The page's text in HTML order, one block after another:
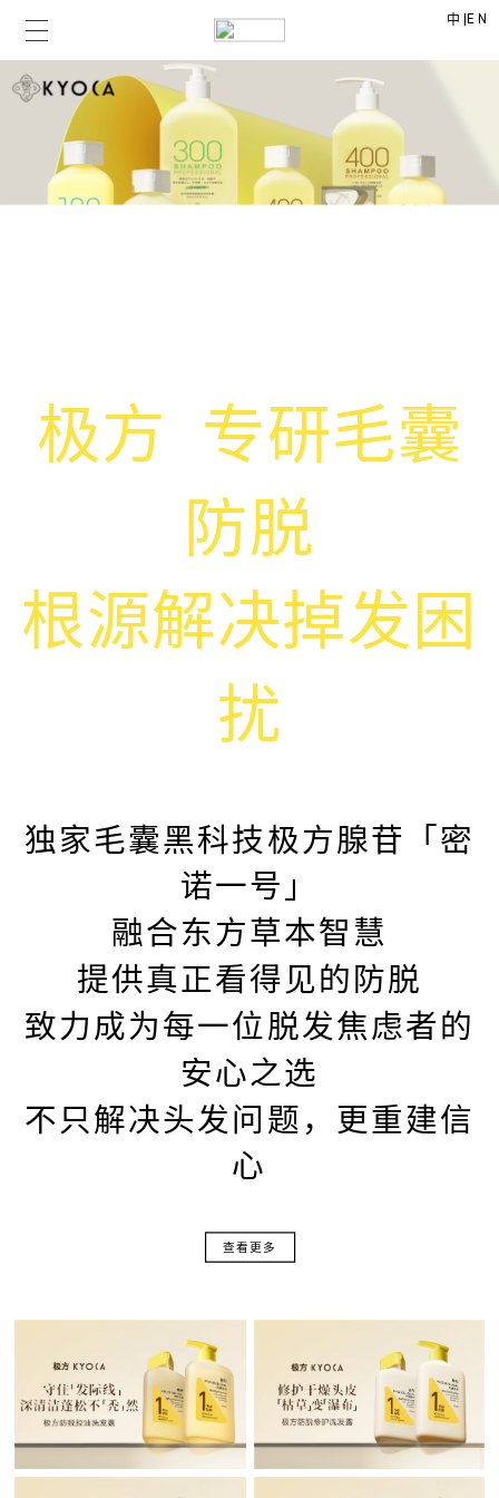
中 |EN
极方 专研毛囊
防脱
根源解决掉发困
扰
独家毛囊黑科技极方腺苷「密
诺一号」
融合东方草本智慧
提供真正看得见的防脱
致力成为每一位脱发焦虑者的
安心之选
不只解决头发问题，更重建信
心
查看更多